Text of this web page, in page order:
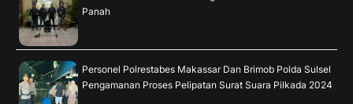
Panah
Personel Polrestabes Makassar Dan Brimob Polda Sulsel
Pengamanan Proses Pelipatan Surat Suara Pilkada 2024